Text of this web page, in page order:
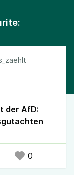
der AfD:
0